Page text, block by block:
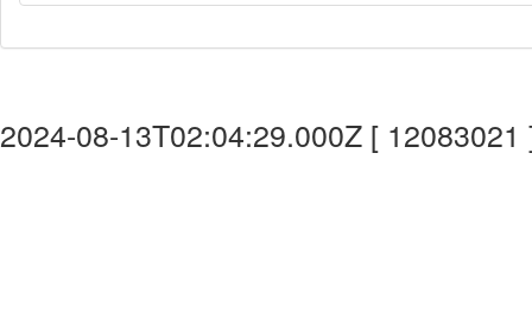
2024-08-13T02:04:29.000Z [ 12083021